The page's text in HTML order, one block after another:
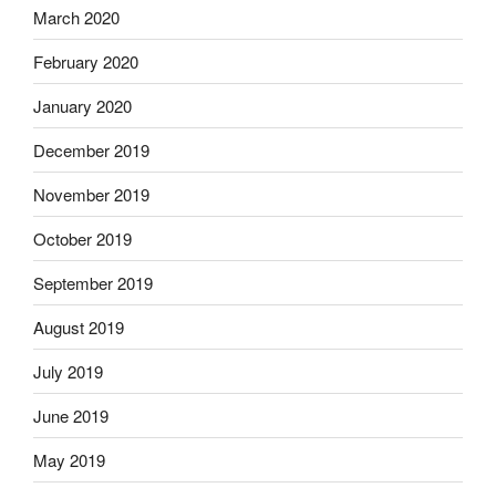
March 2020
February 2020
January 2020
December 2019
November 2019
October 2019
September 2019
August 2019
July 2019
June 2019
May 2019